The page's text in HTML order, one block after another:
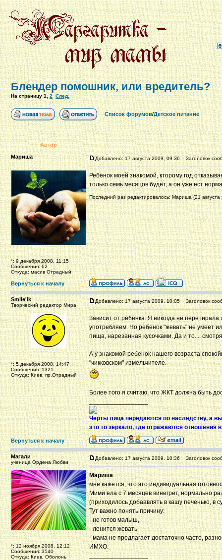
Блендер помошник, или вредитель?
На страницу1,2 След.
Список форумов/Детское питание
Автор
Мариша
*: 9 декабря 2008, 11:15
Сообщения: 62
Откуда: масив Отрадный
Добавлено: 17 августа 2009, 09:36 Заголовок
Ребенок моей знакомой, кторому год
только семь месяцов будет, а он уже ест
Последний раз редактировалось: Мариша (21
Вернуться к началу
Smile'ik
Творческий редактор Мира
*: 5 декабря 2008, 14:47
Сообщения: 1321
Откуда: Киев, пр.Отрадный
Добавлено: 17 августа 2009, 10:05 Заголовок
Зависит от ребёнка. Я никогда не
употребляем. Но ребенок "жевать" не умеет
пища, нарезанная кусочками. Да и то....
А у знакомой ребенок нашего возраста
"чикковском" измельчителе.
Более того я считаю, что ЖКТ должна быть
_________________
Черты лица передаются по наследству, а
это то зеркало, где отражаются отношения
Вернуться к началу
Магали
ученица Ордена Любви
*: 12 ноября 2008, 12:12
Сообщения: 3540
Откуда: Киев, Оболонь
Добавлено: 17 августа 2009, 10:36 Заголовок
Мариша
мне кажется, что это индивидуальная
Мими ела с 7 месяцев винегрет, нормально
(приходилось добаавлять в кашу печенько, в
Тут важно понять причину:
- не готов малыш,
- ленится жевать
- мама не предлагает достаточно часто,
ИМХО.
_________________